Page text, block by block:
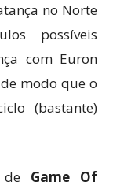
no Norte
possíveis
com Euron
modo que o
(bastante)
Game Of